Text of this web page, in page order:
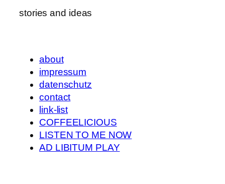
stories and ideas
about
impressum
datenschutz
contact
link-list
COFFEELICIOUS
LISTEN TO ME NOW
AD LIBITUM PLAY